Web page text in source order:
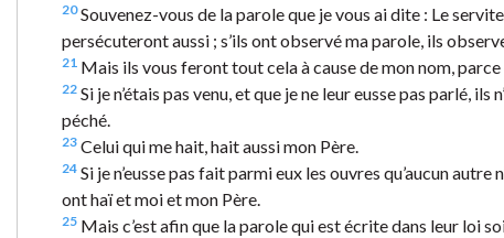
20Souvenez-vous de la parole que je vous ai dite : Le
persécuteront aussi ; s’ils ont observé ma parole, ils
21 Mais ils vous feront tout cela à cause de mon nom, parce
22 Si je n’étais pas venu, et que je ne leur eusse pas parlé,
péché.
23 Celui qui me hait, hait aussi mon Père.
24 Si je n’eusse pas fait parmi eux les ouvres qu’aucun
ont haï et moi et mon Père.
25 Mais c’est afin que la parole qui est écrite dans leur loi